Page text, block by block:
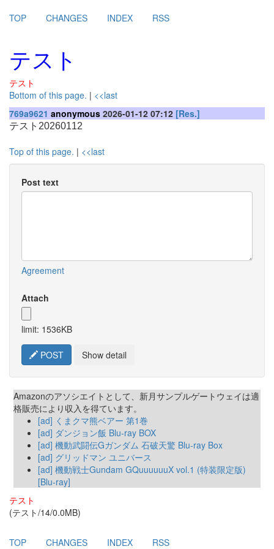
TOP CHANGES INDEX RSS
テスト
テスト
Bottom of this page. | <<last
769a9621 anonymous 2026-01-12 07:12 [Res.]
テスト20260112
Top of this page. | <<last
Post text
Agreement
Attach
limit: 1536KB
POST Show detail
Amazonのアソシエイトとして、新月サンプルゲートウェイは適
格販売により収入を得ています。
[ad] くまクマ熊ベアー 第1巻
[ad] ダンジョン飯 Blu-ray BOX
[ad] 機動武闘伝Gガンダム 石破天驚 Blu-ray Box
[ad] グリッドマン ユニバース
[ad] 機動戦士Gundam GQuuuuuuX vol.1 (特装限定版)
[Blu-ray]
テスト
(テスト/14/0.0MB)
TOP CHANGES INDEX RSS